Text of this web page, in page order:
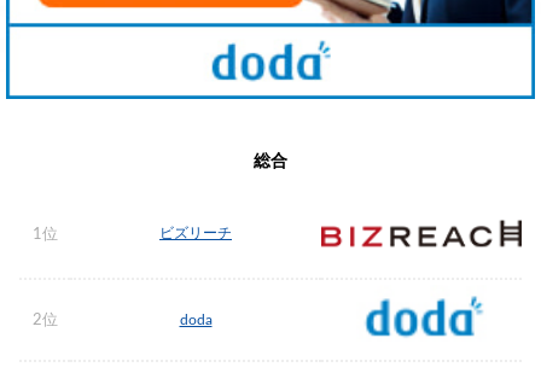
総合
1位 ビズリーチ
2位 doda